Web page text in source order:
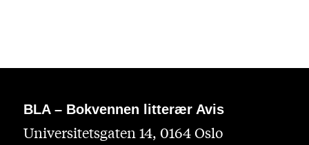
BLA – Bokvennen litterær Avis
Universitetsgaten 14, 0164 Oslo